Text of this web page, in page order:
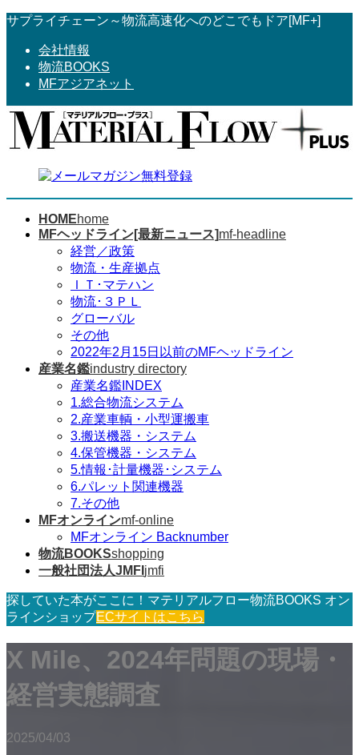
コ
へ
ス
ナ
ョ
ン
サプライチェーン～物流高速化へのどこでもドア[MF+]
会社情報
物流BOOKS
MFアジアネット
HOMEhome
MFヘッドライン[最新ニュース]mf-headline
経営／政策
物流・生産拠点
ＩＴ･マテハン
物流･３ＰＬ
グローバル
その他
2022年2月15日以前のMFヘッドライン
産業名鑑industry directory
産業名鑑INDEX
1.総合物流システム
2.産業車輌・小型運搬車
3.搬送機器・システム
4.保管機器・システム
5.情報･計量機器･システム
6.パレット関連機器
7.その他
MFオンラインmf-online
MFオンライン Backnumber
物流BOOKSshopping
一般社団法人JMFI jmfi
探していた本がここに！マテリアルフロー物流BOOKS オン
ラインショップECサイトはこちら
X Mile、2024年問題の現場・
経営実態調査
2025/04/03